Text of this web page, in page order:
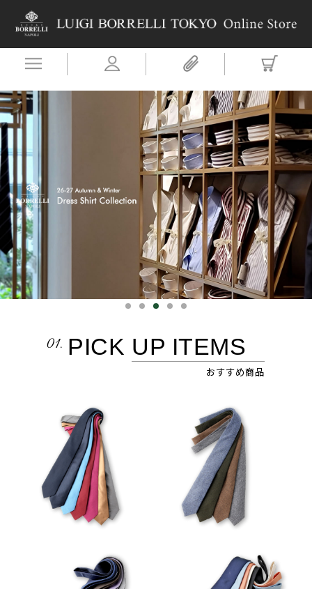
01. PICK UP ITEMS
おすすめ商品
VIEW VIEW